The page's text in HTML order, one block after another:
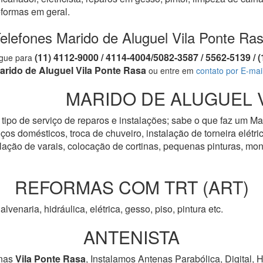
em geral.
Marido de Aluguel Vila Ponte
para (11) 4112-9000 / 4114-4004/5082-3587 / 5562-5139
de Aluguel Vila Ponte Rasa ou entre em contato por E-
MARIDO DE ALUGUEL
de serviço de reparos e instalações; sabe o que faz um
domésticos, troca de chuveiro, instalação de torneira
de varais, colocação de cortinas, pequenas pinturas,
REFORMAS COM TRT (ART)
hidráulica, elétrica, gesso, piso, pintura etc.
ANTENISTA
Vila Ponte Rasa, Instalamos Antenas Parabólica, Digital,